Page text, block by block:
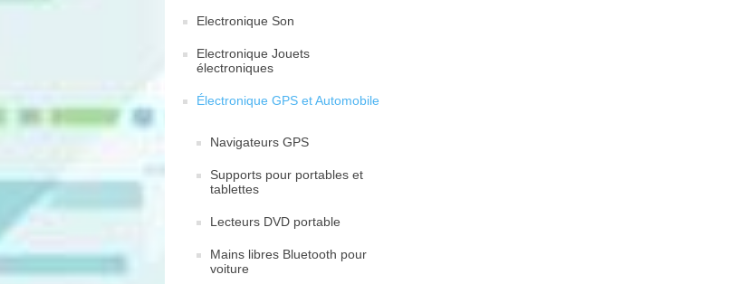
Electronique Son
Electronique Jouets
électroniques
Électronique GPS et Automobile
Navigateurs GPS
Supports pour portables et
tablettes
Lecteurs DVD portable
Mains libres Bluetooth pour
voiture